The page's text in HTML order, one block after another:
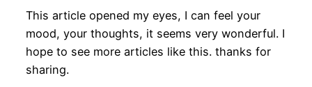
This article opened my eyes, I can feel your
mood, your thoughts, it seems very wonderful. I
hope to see more articles like this. thanks for
sharing.